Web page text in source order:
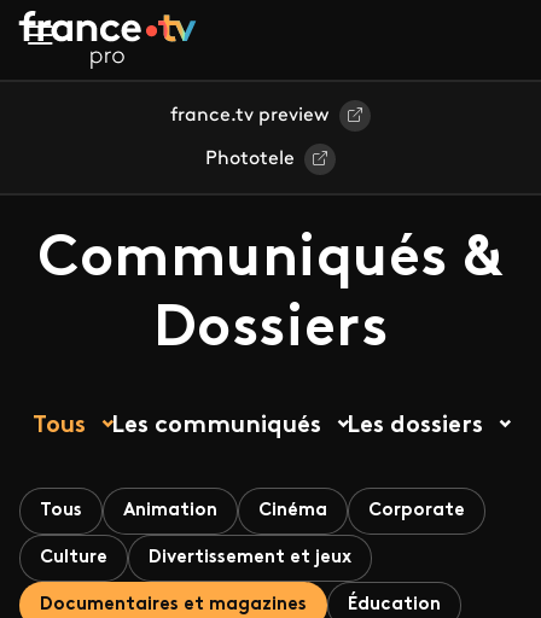
Aller au contenu principal
france.tv preview
Phototele
Communiqués &
Dossiers
Tous Les communiqués Les dossiers
Tous Animation Cinéma Corporate
Culture Divertissement et jeux
Documentaires et magazines Éducation